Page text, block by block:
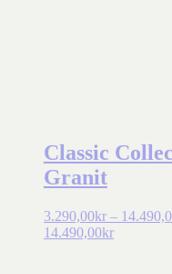
Classic
Granit
3.290,00kr –
14.490,00kr